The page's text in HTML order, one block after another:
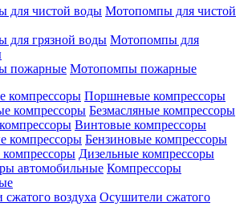
Мотопомпы для чистой
Мотопомпы для
Мотопомпы пожарные
Поршневые компрессоры
Безмасляные компрессоры
Винтовые компрессоры
Бензиновые компрессоры
Дизельные компрессоры
Компрессоры
Осушители сжатого